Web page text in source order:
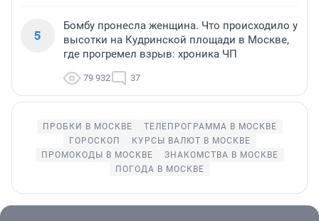
5
Бомбу пронесла женщина. Что происходило у
высотки на Кудринской площади в Москве,
где прогремел взрыв: хроника ЧП
79 932 37
ПРОБКИ В МОСКВЕ
ТЕЛЕПРОГРАММА В МОСКВЕ
ГОРОСКОП
КУРСЫ ВАЛЮТ В МОСКВЕ
ПРОМОКОДЫ В МОСКВЕ
ЗНАКОМСТВА В МОСКВЕ
ПОГОДА В МОСКВЕ